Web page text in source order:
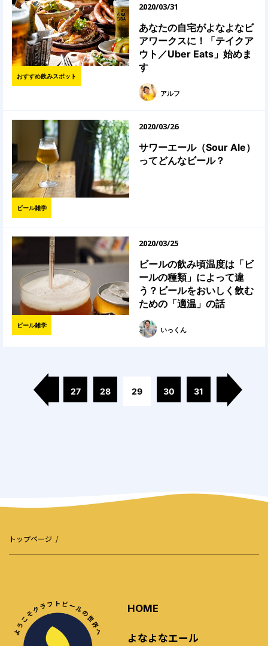
おすすめ飲みスポット
2020/03/31
あなたの自宅がよなよなビ
アワークスに！「テイクア
ウト／Uber Eats」始めま
す
アルフ
ビール雑学
2020/03/26
サワーエール（Sour Ale）
ってどんなビール？
ビール雑学
2020/03/25
ビールの飲み頃温度は「ビ
ールの種類」によって違
う？ビールをおいしく飲む
ための「適温」の話
いっくん
27 28 29 30 31
トップページ
HOME
よなよなエール